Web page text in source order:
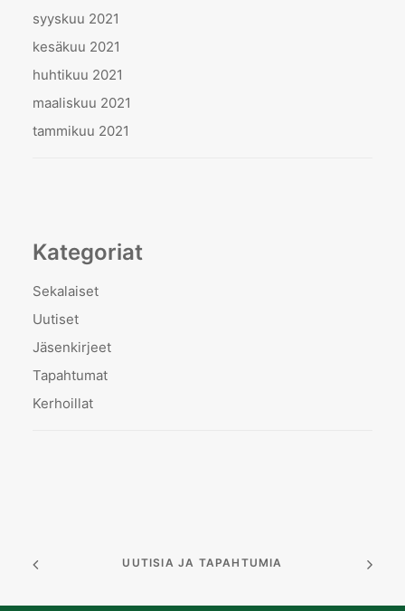
syyskuu 2021
kesäkuu 2021
huhtikuu 2021
maaliskuu 2021
tammikuu 2021
Kategoriat
Sekalaiset
Uutiset
Jäsenkirjeet
Tapahtumat
Kerhoillat
UUTISIA JA TAPAHTUMIA